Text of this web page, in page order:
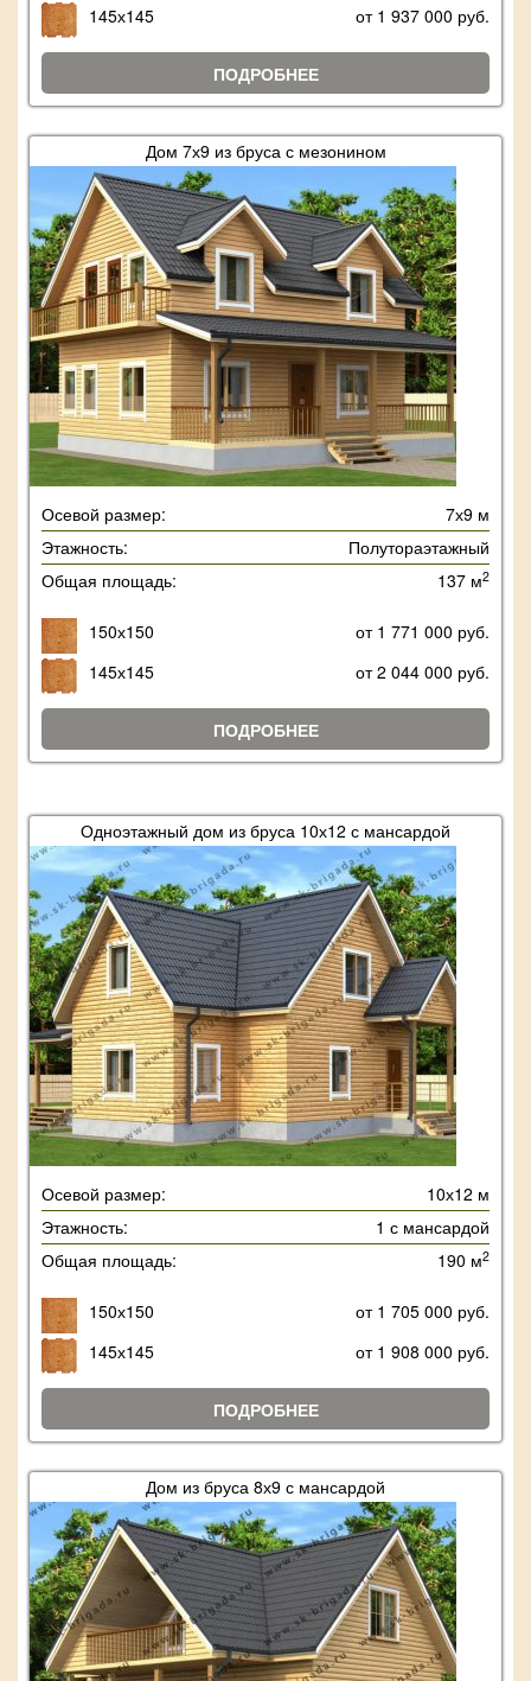
145х145
от 1 937 000 руб.
ПОДРОБНЕЕ
Дом 7х9 из бруса с мезонином
Осевой размер:
7х9 м
Этажность:
Полутораэтажный
Общая площадь:
137 м2
150х150
от 1 771 000 руб.
145х145
от 2 044 000 руб.
ПОДРОБНЕЕ
Одноэтажный дом из бруса 10х12 с мансардой
Осевой размер:
10х12 м
Этажность:
1 с мансардой
Общая площадь:
190 м2
150х150
от 1 705 000 руб.
145х145
от 1 908 000 руб.
ПОДРОБНЕЕ
Дом из бруса 8х9 с мансардой